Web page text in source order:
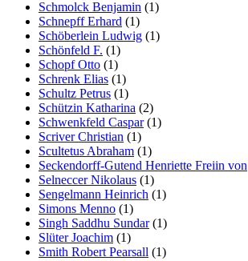
Schmolck Benjamin (1)
Schnepff Erhard (1)
Schöberlein Ludwig (1)
Schönfeld F. (1)
Schopf Otto (1)
Schrenk Elias (1)
Schultz Petrus (1)
Schützin Katharina (2)
Schwenkfeld Caspar(1)
Scriver Christian (1)
Scultetus Abraham (1)
Seckendorff-Gutend Henriette Freiin von
Selneccer Nikolaus (1)
Sengelmann Heinrich (1)
Simons Menno (1)
Singh Saddhu Sundar(1)
Slüter Joachim (1)
Smith Robert Pearsall (1)